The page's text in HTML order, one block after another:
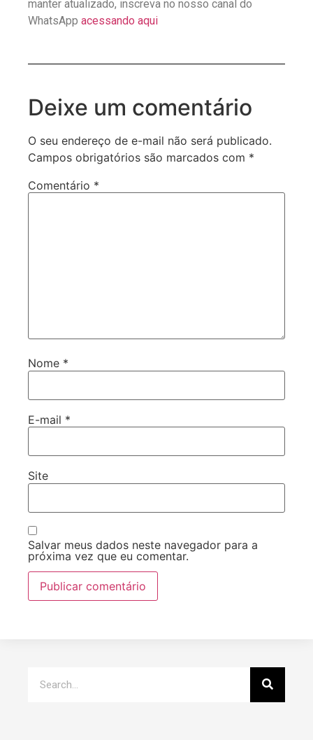
manter atualizado, inscreva no nosso canal do
WhatsApp acessando aqui
Deixe um comentário
O seu endereço de e-mail não será publicado.
Campos obrigatórios são marcados com *
Comentário *
Nome *
E-mail *
Site
Salvar meus dados neste navegador para a
próxima vez que eu comentar.